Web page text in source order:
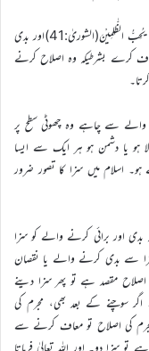
وَجَزٰٓؤُا سَیِّئَۃٍ سَیِّئَۃٌ مِثْلُھَا۔ فَمَنْ عَفَا وَاَصْلَحَ فَاَجْرُہٗ عَلَی اللّٰہِ۔ اِنَّہٗ لَا یُحِبُّ الظّٰلِمِیْنَ(الشوریٰ:41)اور بدی
کرے بشرطیکہ وہ اصلاح کرنے
والے سے چاہے وہ چھوٹی سطح پر
ہو یا دشمن ہو ہر ایک سے ایسا
اسلام میں سزا کا تصور ضرور
اور برائی کرنے والے کو سزا
سے بدی کرنے والے یا نقصان
مقصد ہے تو پھر سزا دینے
سوچنے کے بعد بھی، مجرم کی
کی اصلاح تو معاف کرنے سے
سزا دو۔ اور اللہ تعالیٰ فرماتا